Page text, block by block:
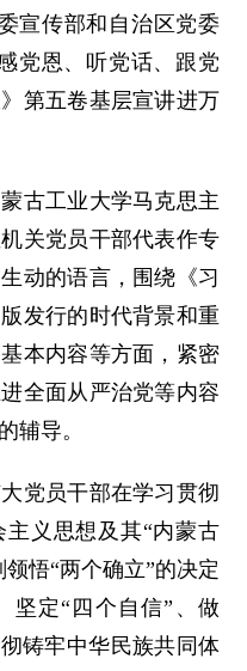
传部和自治区党委
党恩、听党话、跟党
第五卷基层宣讲进万
工业大学马克思主
关党员干部代表作专
动的语言，围绕《习
发行的时代背景和重
本内容等方面，紧密
全面从严治党等内容
辅导。
员干部在学习贯彻
义思想及其“内蒙古
悟“两个确立”的决定
坚定“四个自信”、做
铸牢中华民族共同体